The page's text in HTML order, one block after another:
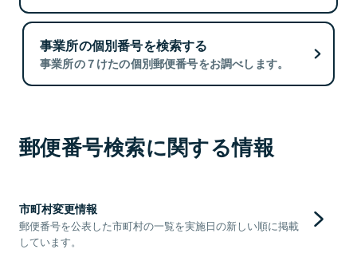
事業所の個別番号を検索する
事業所の７けたの個別郵便番号をお調べします。
郵便番号検索に関する情報
市町村変更情報
郵便番号を公表した市町村の一覧を実施日の新しい順に掲載
しています。